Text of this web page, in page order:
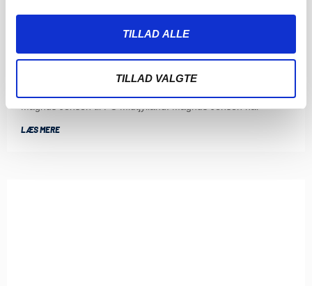
TILLAD ALLE
TILLAD VALGTE
SØNDERJYSKE FODBOLD SÆLGER MAGNUS
JENSEN TIL FCM
Magnus Jensen til FC Midtjylland. Magnus Jensen har
LÆS MERE